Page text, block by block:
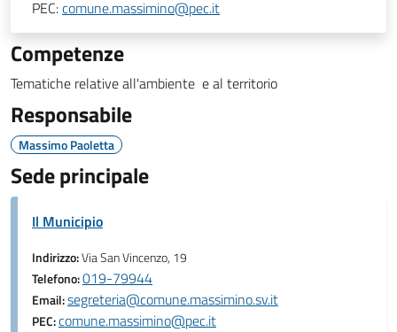
PEC:comune.massimino@pec.it
Competenze
Tematiche relative all'ambiente e al territorio
Responsabile
Massimo Paoletta
Sede principale
Il Municipio
Indirizzo:Via San Vincenzo, 19
Telefono:019-79944
Email:segreteria@comune.massimino.sv.it
PEC:comune.massimino@pec.it